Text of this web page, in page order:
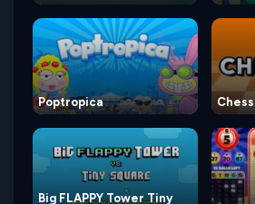
Poptropica Chess
Big FLAPPY Tower Tiny